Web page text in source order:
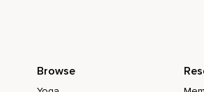
Wie du sie nutzen und einsetzen
Browse